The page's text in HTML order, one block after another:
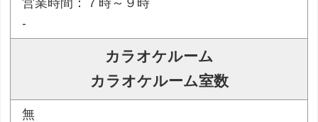
営業時間：７時～９時
-
カラオケルーム
カラオケルーム室数
無